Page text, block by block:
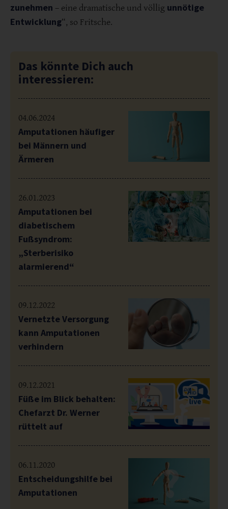
zunehmen – eine dramatische und völlig unnötige
Entwicklung“, so Fritsche.
Das könnte Dich auch
interessieren:
04.06.2024
Amputationen häufiger
bei Männern und
Ärmeren
26.01.2023
Amputationen bei
diabetischem
Fußsyndrom:
„Sterberisiko
alarmierend“
09.12.2022
Vernetzte Versorgung
kann Amputationen
verhindern
09.12.2021
Füße im Blick behalten:
Chefarzt Dr. Werner
rüttelt auf
06.11.2020
Entscheidungshilfe bei
Amputationen